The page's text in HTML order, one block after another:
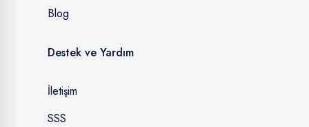
Blog
Destek ve Yardım
İletişim
SSS